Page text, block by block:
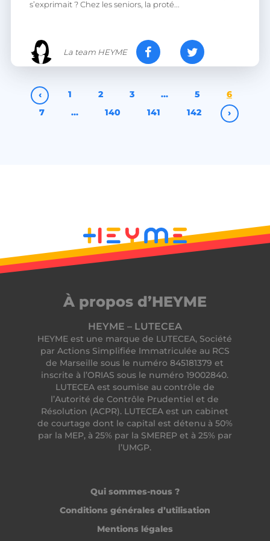
s’exprimait ? Chez les seniors, la proté...
La team HEYME
‹ 1 2 3 … 5
6
7
… 140 141 142 ›
À propos d’HEYME
HEYME – LUTECEA
HEYME est une marque de LUTECEA, Société
par Actions Simplifiée Immatriculée au RCS
de Marseille sous le numéro 845181379 et
inscrite à l’ORIAS sous le numéro 19002840.
LUTECEA est soumise au contrôle de
l’Autorité de Contrôle Prudentiel et de
Résolution (ACPR). LUTECEA est un cabinet
de courtage dont le capital est détenu à 50%
par la MEP, à 25% par la SMEREP et à 25% par
l’UMGP.
Qui sommes-nous ?
Conditions générales d’utilisation
Mentions légales
worldpass.heyme.care
li_gc
LinkedIn Corporation
.linkedin.com
.heyme.care
heyme_session
__oauth_redirect_detector
LiveChat
CookieScriptConsent
CookieScript
.heyme.care